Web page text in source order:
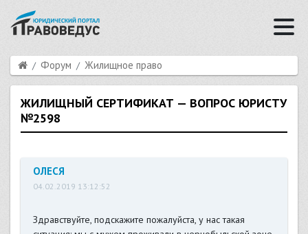
Форум Жилищное право
ЖИЛИЩНЫЙ СЕРТИФИКАТ — ВОПРОС ЮРИСТУ
№2598
ОЛЕСЯ
04.02.2019 13:12:52
Здравствуйте, подскажите пожалуйста, у нас такая